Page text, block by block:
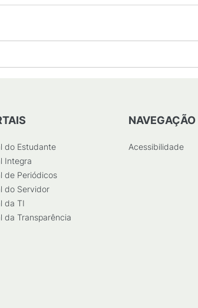
do Estudante
Integra
de Periódicos
do Servidor
da TI
da Transparência
NAVEGAÇÃO
Acessibilidade